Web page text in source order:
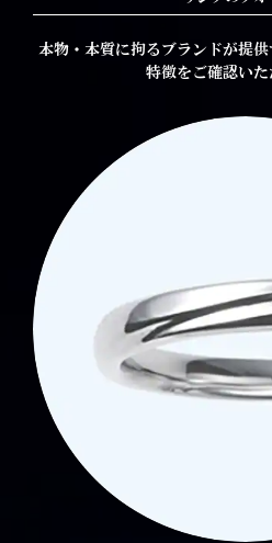
本物・本質に拘るブランドが提供
特徴をご確認いた